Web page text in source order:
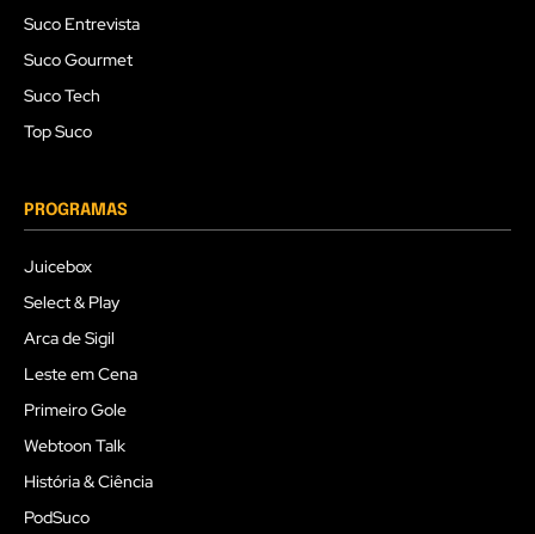
Suco Entrevista
Suco Gourmet
Suco Tech
Top Suco
PROGRAMAS
Juicebox
Select & Play
Arca de Sigil
Leste em Cena
Primeiro Gole
Webtoon Talk
História & Ciência
PodSuco